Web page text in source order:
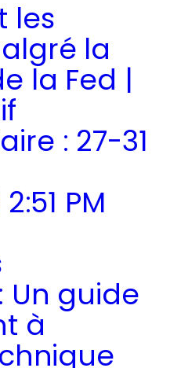
les
la
la Fed |
: 27-31
PM
Un guide
à